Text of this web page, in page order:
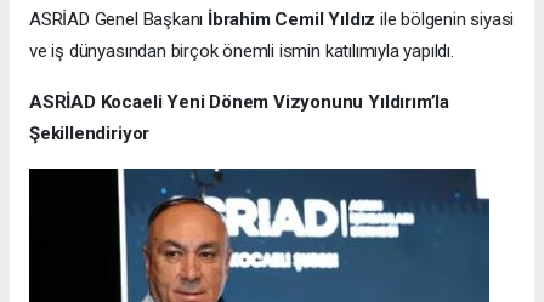
ASRİAD Genel Başkanı İbrahim Cemil Yıldız ile bölgenin siyasi
ve iş dünyasından birçok önemli ismin katılımıyla yapıldı.
ASRİAD Kocaeli Yeni Dönem Vizyonunu Yıldırım’la
Şekillendiriyor